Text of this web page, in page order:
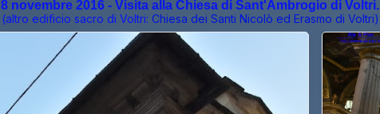
8 novembre 2016 - Visita alla Chiesa di Sant'Ambrogio di Voltri.
(altro edificio sacro di Voltri: Chiesa dei Santi Nicolò ed Erasmo di Voltri)